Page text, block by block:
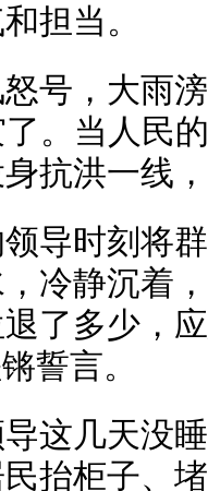
担当。
，大雨滂
。当人民
抗洪一线
时刻将群
冷静沉着
了多少，
誓言。
几天没睡
抬柜子、